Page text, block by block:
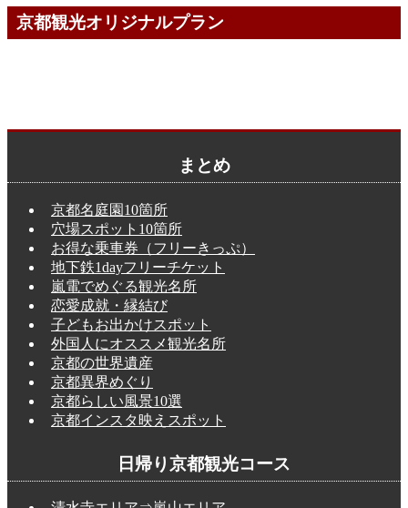
京都観光オリジナルプラン
まとめ
京都名庭園10箇所
穴場スポット10箇所
お得な乗車券（フリーきっぷ）
地下鉄1dayフリーチケット
嵐電でめぐる観光名所
恋愛成就・縁結び
子どもお出かけスポット
外国人にオススメ観光名所
京都の世界遺産
京都異界めぐり
京都らしい風景10選
京都インスタ映えスポット
日帰り京都観光コース